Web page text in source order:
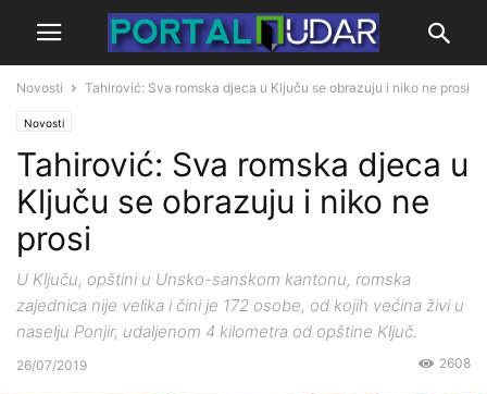
Novosti Tahirović: Sva romska djeca u Ključu se obrazuju i niko ne prosi
Novosti
Tahirović: Sva romska djeca u
Ključu se obrazuju i niko ne
prosi
U Ključu, opštini u Unsko-sanskom kantonu, romska
zajednica nije velika i čini je 172 osobe, od kojih većina živi u
naselju Ponjir, udaljenom 4 kilometra od opštine Ključ.
26/07/2019 2608